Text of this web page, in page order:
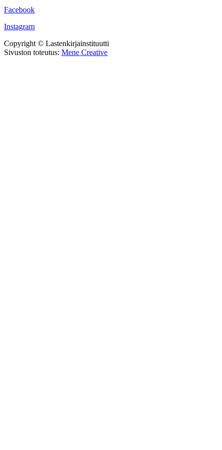
Facebook
Instagram
Copyright © Lastenkirjainstituutti
Sivuston toteutus: Mene Creative